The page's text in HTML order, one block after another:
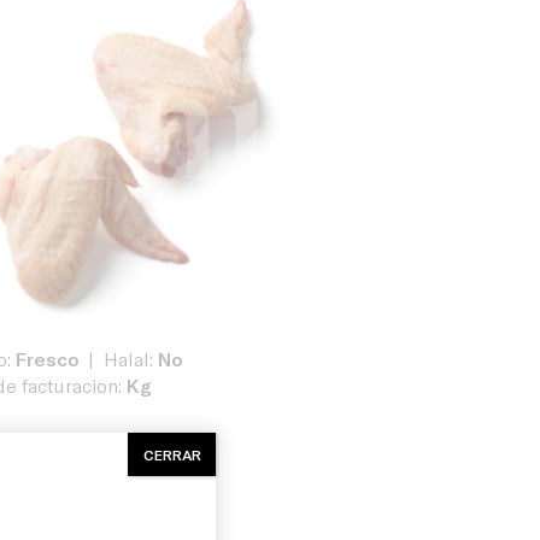
Fresco Halal: No
facturacion: Kg
CERRAR